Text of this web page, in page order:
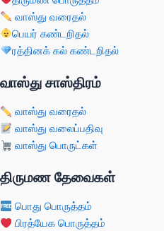
வாஸ்து வரைதல்
பெயர் கண்டறிதல்
ரத்தினக் கல் கண்டறிதல்
வாஸ்து சாஸ்திரம்
வாஸ்து வரைதல்
வாஸ்து வலைப்பதிவு
வாஸ்து பொருட்கள்
திருமண தேவைகள்
பொது பொருத்தம்
பிரத்யேக பொருத்தம்